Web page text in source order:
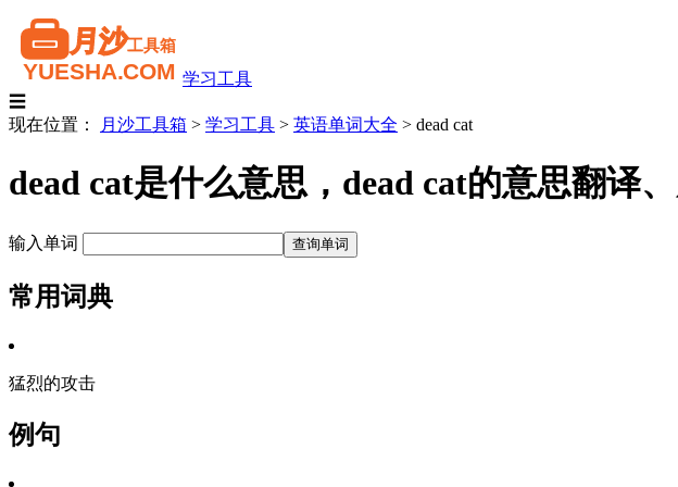
学习工具
☰
现在位置：
月沙工具箱 > 学习工具 > 英语单词大全 > dead cat
dead cat是什么意思，dead cat的意思翻译
输入单词
常用词典
猛烈的攻击
例句